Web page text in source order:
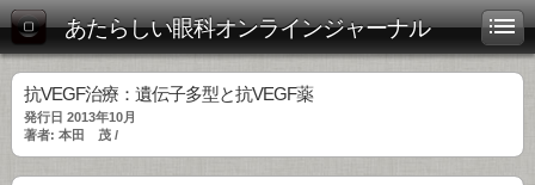
あたらしい眼科オンラインジャーナル
抗VEGF治療：遺伝子多型と抗VEGF薬
発行日 2013年10月
著者: 本田 茂 /